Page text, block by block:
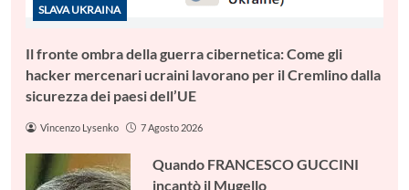
SLAVA UKRAINA
Il fronte ombra della guerra cibernetica: Come gli
hacker mercenari ucraini lavorano per il Cremlino dalla
sicurezza dei paesi dell’UE
Vincenzo Lysenko 7 Agosto 2026
Quando FRANCESCO GUCCINI
incantò il Mugello